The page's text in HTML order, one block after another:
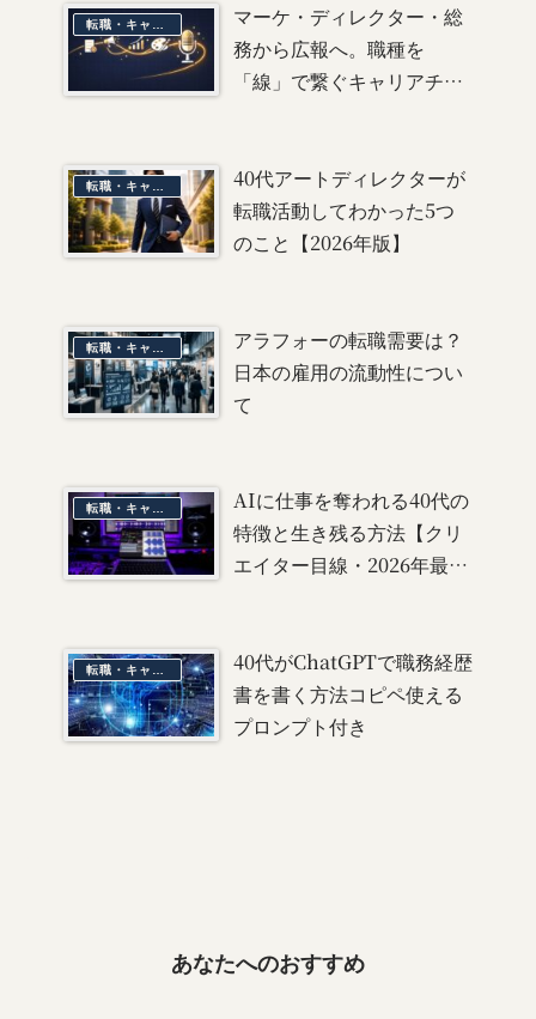
マーケ・ディレクター・総
務から広報へ。職種を
「線」で繋ぐキャリアチェ
40代アートディレクターが
転職活動してわかった5つ
のこと【2026年版】
アラフォーの転職需要は？
日本の雇用の流動性につい
て
転職・キャリア
AIに仕事を奪われる40代の
特徴と生き残る方法【クリ
エイター目線・2026年最新
40代がChatGPTで職務経歴
書を書く方法コピペ使える
プロンプト付き
あなたへのおすすめ